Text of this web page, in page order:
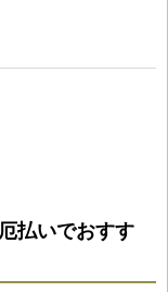
払いでおすす